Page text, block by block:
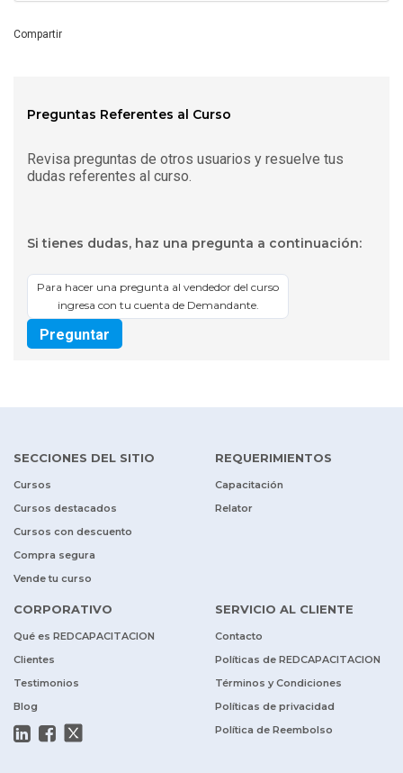
Compartir
Preguntas Referentes al Curso
Revisa preguntas de otros usuarios y resuelve tus
dudas referentes al curso.
Si tienes dudas, haz una pregunta a continuación:
Para hacer una pregunta al vendedor del curso
ingresa con tu cuenta de Demandante.
Preguntar
SECCIONES DEL SITIO
Cursos
Cursos destacados
Cursos con descuento
Compra segura
Vende tu curso
REQUERIMIENTOS
Capacitación
Relator
CORPORATIVO
Qué es REDCAPACITACION
Clientes
Testimonios
Blog
SERVICIO AL CLIENTE
Contacto
Políticas de REDCAPACITACION
Términos y Condiciones
Políticas de privacidad
Política de Reembolso